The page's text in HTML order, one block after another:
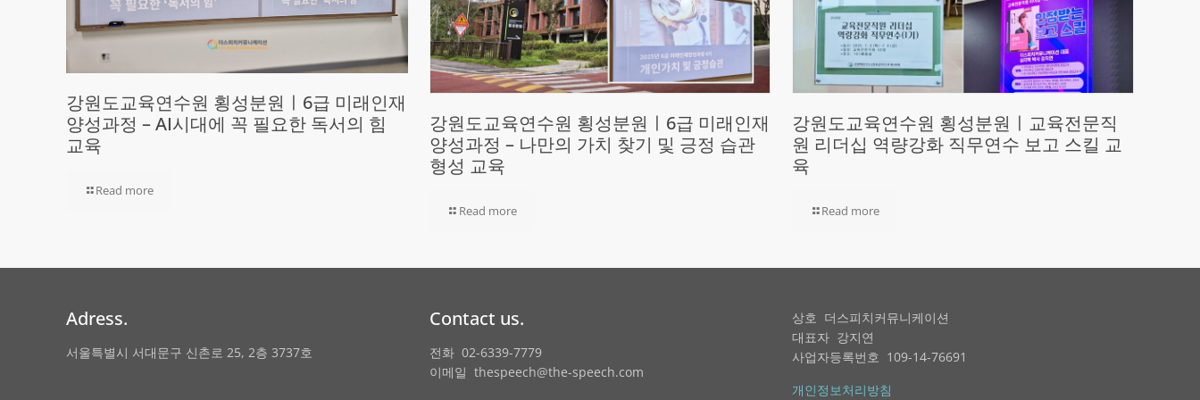
강원도교육연수원 횡성분원ㅣ6급 미래인재
양성과정 – AI시대에 꼭 필요한 독서의 힘
교육
Read more
강원도교육연수원 횡성분원ㅣ6급 미래인재
양성과정 – 나만의 가치 찾기 및 긍정 습관
형성 교육
Read more
강원도교육연수원 횡성분원ㅣ교육전문직
원 리더십 역량강화 직무연수 보고 스킬 교
육
Read more
Adress.
서울특별시 서대문구 신촌로 25, 2층 3737호
Contact us.
전화 02-6339-7779
이메일 thespeech@the-speech.com
상호 더스피치커뮤니케이션
대표자 강지연
사업자등록번호 109-14-76691
개인정보처리방침